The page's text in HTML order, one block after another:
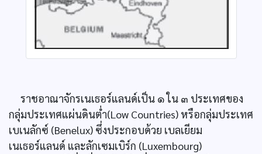
ราชอาณาจักรเนเธอร์แลนด์เป็น ๑ ใน ๓ ประเทศของ
กลุ่มประเทศแผ่นดินต่ำ(Low Countries) หรือกลุ่มประเทศ
เบเนลักซ์ (Benelux) ซึ่งประกอบด้วย เบลเยียม
เนเธอร์แลนด์ และลักเซมเบิร์ก (Luxembourg)